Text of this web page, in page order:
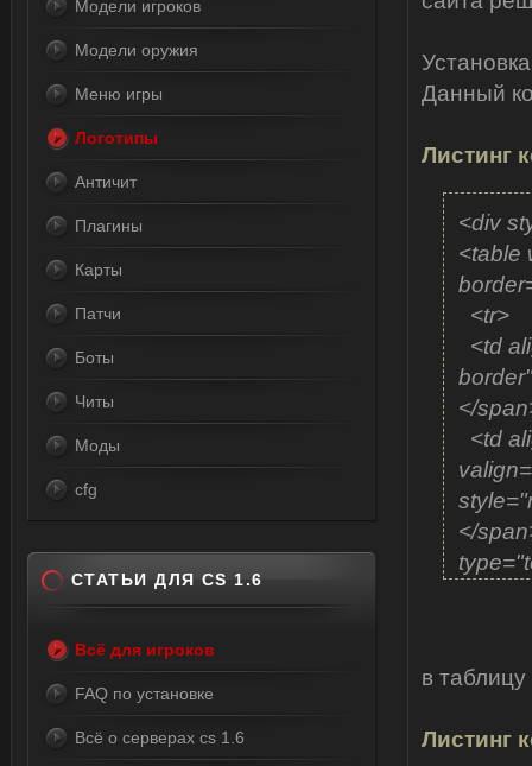
Данный
Листинг
<div
<table
<tr>
<td
</
<td
</
<div
в
Листинг
Модели игроков
Модели оружия
Меню игры
Логотипы
Античит
Плагины
Карты
Патчи
Боты
Читы
Моды
cfg
СТАТЬИ ДЛЯ CS 1.6
Всё для игроков
FAQ по установке
Всё о серверах cs 1.6